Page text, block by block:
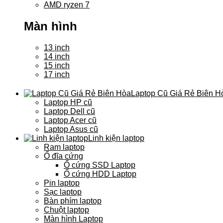
AMD ryzen 7
Màn hình
13 inch
14 inch
15 inch
17 inch
Laptop Cũ Giá Rẻ Biên
Laptop HP cũ
Laptop Dell cũ
Laptop Acer cũ
Laptop Asus cũ
Linh kiện laptop
Ram laptop
Ổ đĩa cứng
Ổ cứng SSD Laptop
Ổ cứng HDD Laptop
Pin laptop
Sạc laptop
Bàn phím laptop
Chuột laptop
Màn hình Laptop